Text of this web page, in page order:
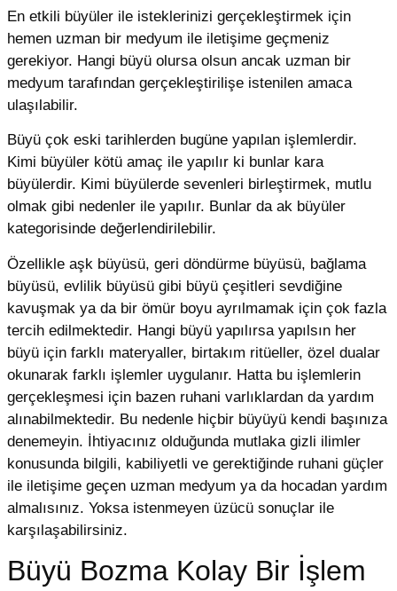
En etkili büyüler ile isteklerinizi gerçekleştirmek için
hemen uzman bir medyum ile iletişime geçmeniz
gerekiyor. Hangi büyü olursa olsun ancak uzman bir
medyum tarafından gerçekleştirilişe istenilen amaca
ulaşılabilir.
Büyü çok eski tarihlerden bugüne yapılan işlemlerdir.
Kimi büyüler kötü amaç ile yapılır ki bunlar kara
büyülerdir. Kimi büyülerde sevenleri birleştirmek, mutlu
olmak gibi nedenler ile yapılır. Bunlar da ak büyüler
kategorisinde değerlendirilebilir.
Özellikle aşk büyüsü, geri döndürme büyüsü, bağlama
büyüsü, evlilik büyüsü gibi büyü çeşitleri sevdiğine
kavuşmak ya da bir ömür boyu ayrılmamak için çok fazla
tercih edilmektedir. Hangi büyü yapılırsa yapılsın her
büyü için farklı materyaller, birtakım ritüeller, özel dualar
okunarak farklı işlemler uygulanır. Hatta bu işlemlerin
gerçekleşmesi için bazen ruhani varlıklardan da yardım
alınabilmektedir. Bu nedenle hiçbir büyüyü kendi başınıza
denemeyin. İhtiyacınız olduğunda mutlaka gizli ilimler
konusunda bilgili, kabiliyetli ve gerektiğinde ruhani güçler
ile iletişime geçen uzman medyum ya da hocadan yardım
almalısınız. Yoksa istenmeyen üzücü sonuçlar ile
karşılaşabilirsiniz.
Büyü Bozma Kolay Bir İşlem